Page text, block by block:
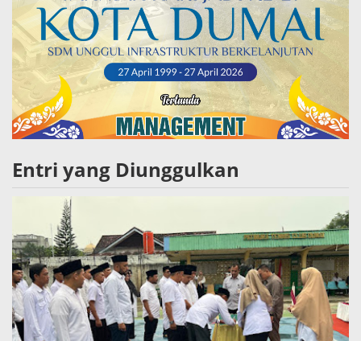
Entri yang Diunggulkan